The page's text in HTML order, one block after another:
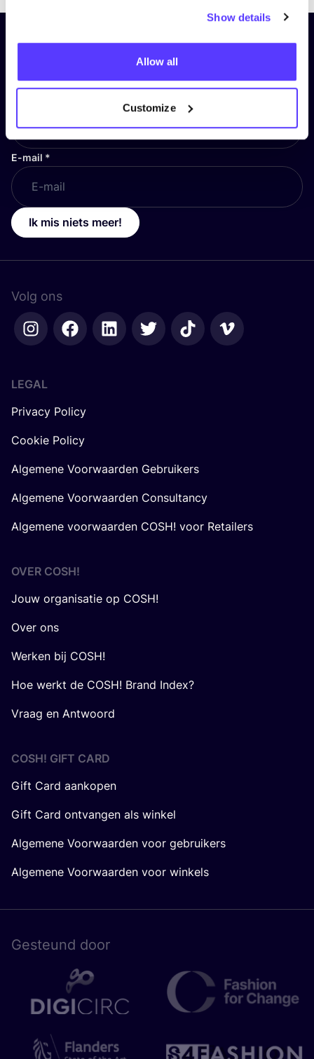
Show details
Allow all
Customize
Schrijf je in op onze nieuwsbrief
en blijf op de hoogte!
E-mail *
Ik mis niets meer!
Volg ons
LEGAL
Privacy Policy
Cookie Policy
Algemene Voorwaarden Gebruikers
Algemene Voorwaarden Consultancy
Algemene voorwaarden COSH! voor Retailers
OVER COSH!
Jouw organisatie op COSH!
Over ons
Werken bij COSH!
Hoe werkt de COSH! Brand Index?
Vraag en Antwoord
COSH! GIFT CARD
Gift Card aankopen
Gift Card ontvangen als winkel
Algemene Voorwaarden voor gebruikers
Algemene Voorwaarden voor winkels
Gesteund door